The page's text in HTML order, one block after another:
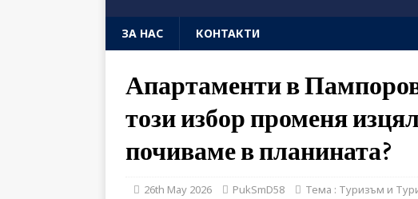
ЗА НАС КОНТАКТИ
Апартаменти в
този избор променя
почиваме в планината?
26th May 2026 PukSmD58 Тема : Туризъм и